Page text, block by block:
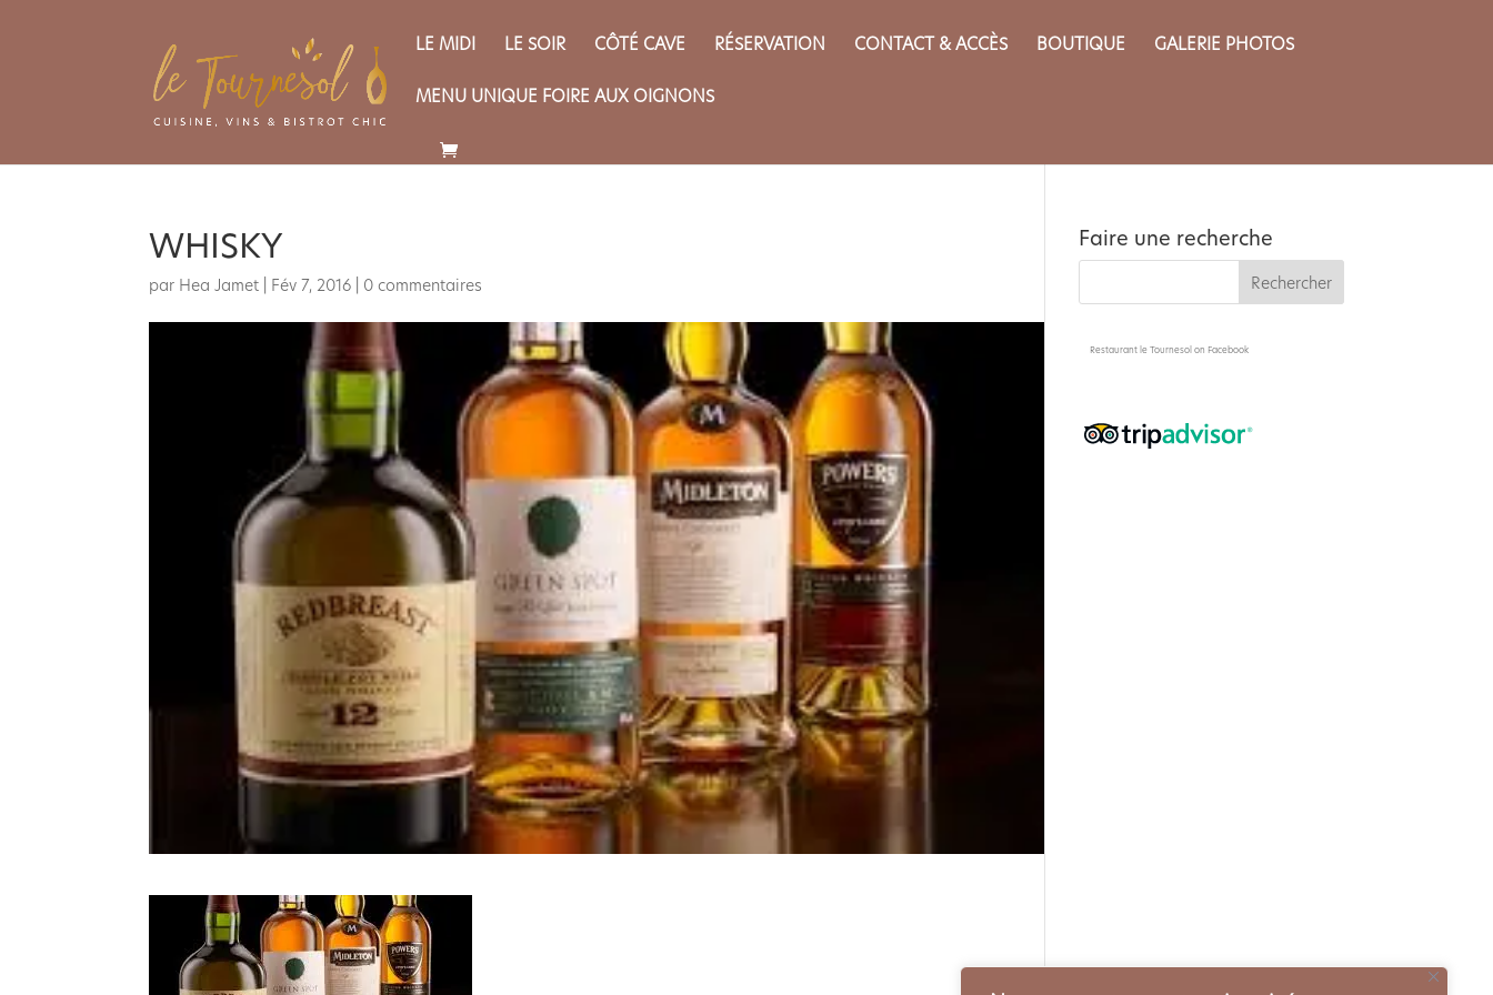
LE MIDI LE SOIR CÔTÉ CAVE RÉSERVATION CONTACT & ACCÈS BOUTIQUE GALERIE PHOTOS
MENU UNIQUE FOIRE AUX OIGNONS
WHISKY
par Hea Jamet Fév 7, 2016 0 commentaires
Faire une recherche
Restaurant le Tournesol on Facebook